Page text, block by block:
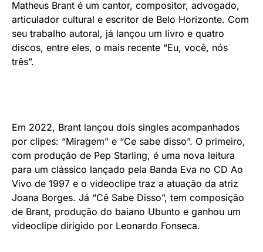
Matheus Brant é um cantor, compositor, advogado,
articulador cultural e escritor de Belo Horizonte. Com
seu trabalho autoral, já lançou um livro e quatro
discos, entre eles, o mais recente “Eu, você, nós
três”.
Em 2022, Brant lançou dois singles acompanhados
por clipes: “Miragem” e “Ce sabe disso”. O primeiro,
com produção de Pep Starling, é uma nova leitura
para um clássico lançado pela Banda Eva no CD Ao
Vivo de 1997 e o videoclipe traz a atuação da atriz
Joana Borges. Já “Cê Sabe Disso”, tem composição
de Brant, produção do baiano Ubunto e ganhou um
videoclipe dirigido por Leonardo Fonseca.